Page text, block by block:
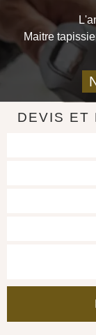
Maitre
DEVIS ET